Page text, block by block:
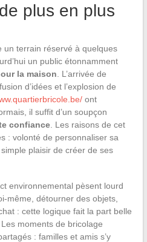
plus en plus
un terrain réservé à quelques
un public étonnamment
la maison . L’arrivée de
d’idées et l’explosion de
ont
il suffit d’un soupçon
confiance. Les raisons de cet
: volonté de personnaliser sa
plaisir de créer de ses
environnemental pèsent lourd
même, détourner des objets,
: cette logique fait la part belle
moments de bricolage
: familles et amis s’y